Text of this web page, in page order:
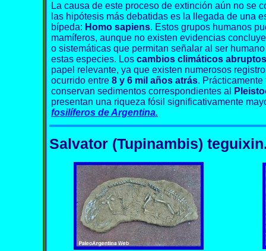
La causa de este proceso de extinción aún no se
las hipótesis más debatidas es la llegada de una
bípeda: Homo sapiens. Estos grupos humanos
mamíferos, aunque no existen evidencias
o sistemáticas que permitan señalar al ser
estas especies. Los cambios climáticos abruptos
papel relevante, ya que existen numerosos
ocurrido entre 8 y 6 mil años atrás.
conservan sedimentos correspondientes al
presentan una riqueza fósil significativamente
fosilíferos de Argentina.
Salvator (Tupinambis) teguixin